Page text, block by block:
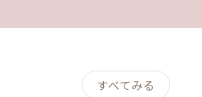
すべてみる